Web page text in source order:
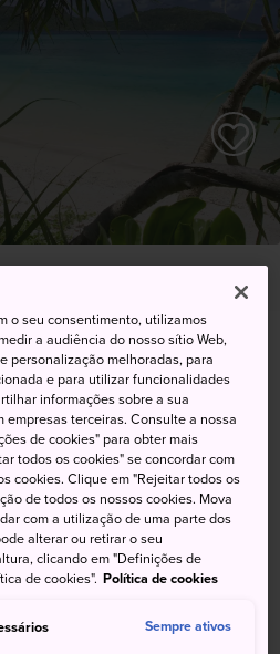
o seu consentimento, utilizamos
a audiência do nosso sítio Web,
personalização melhoradas, para
e para utilizar funcionalidades
informações sobre a sua
empresas terceiras. Consulte a nossa
de cookies" para obter mais
todos os cookies" se concordar com
cookies. Clique em "Rejeitar todos os
de todos os nossos cookies. Mova
com a utilização de uma parte dos
alterar ou retirar o seu
clicando em "Definições de
de cookies". Política de cookies
Sempre ativos